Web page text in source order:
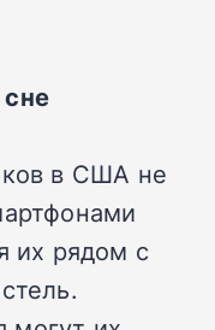
в США не
их рядом с